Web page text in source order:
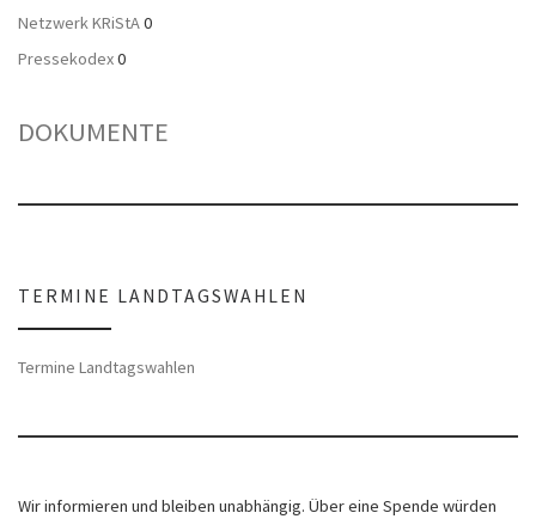
Netzwerk KRiStA0
Pressekodex0
DOKUMENTE
TERMINE LANDTAGSWAHLEN
Termine Landtagswahlen
Wir informieren und bleiben unabhängig. Über eine Spende würden